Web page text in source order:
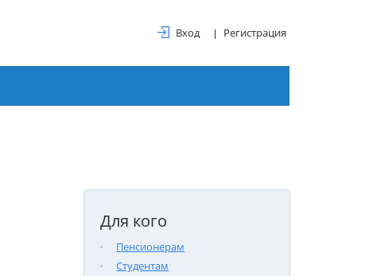
Вход Регистрация
Для кого
Пенсионерам
Студентам